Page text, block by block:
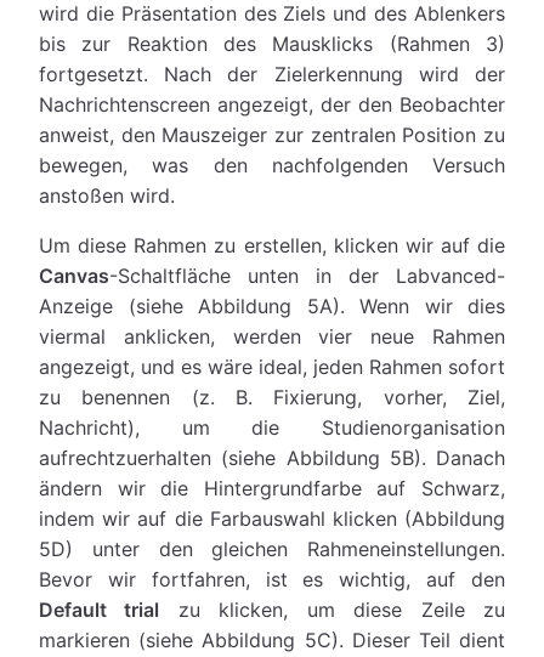
wird die Präsentation des Ziels und des Ablenkers
bis zur Reaktion des Mausklicks (Rahmen 3)
fortgesetzt. Nach der Zielerkennung wird der
Nachrichtenscreen angezeigt, der den Beobachter
anweist, den Mauszeiger zur zentralen Position zu
bewegen, was den nachfolgenden Versuch
anstoßen wird.
Um diese Rahmen zu erstellen, klicken wir auf die
Canvas-Schaltfläche unten in der Labvanced-
Anzeige (siehe Abbildung 5A). Wenn wir dies
viermal anklicken, werden vier neue Rahmen
angezeigt, und es wäre ideal, jeden Rahmen sofort
zu benennen (z. B. Fixierung, vorher, Ziel,
Nachricht), um die Studienorganisation
aufrechtzuerhalten (siehe Abbildung 5B). Danach
ändern wir die Hintergrundfarbe auf Schwarz,
indem wir auf die Farbauswahl klicken (Abbildung
5D) unter den gleichen Rahmeneinstellungen.
Bevor wir fortfahren, ist es wichtig, auf den
Default trial zu klicken, um diese Zeile zu
markieren (siehe Abbildung 5C). Dieser Teil dient